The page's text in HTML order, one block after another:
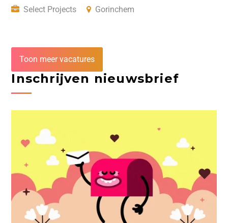
Select Projects
Gorinchem
Toon meer vacatures
Inschrijven nieuwsbrief